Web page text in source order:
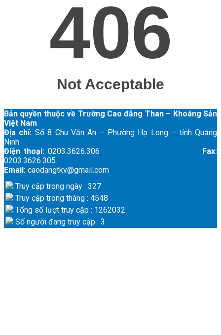
Bản quyền thuộc về Trường Cao đẳng Than – Khoáng Sản
Việt Nam
Địa chỉ: Số 8 Chu Văn An – Phường Hạ Long – tỉnh Quảng
Ninh
Điện thoại: 0203.3626.306 Fax:
0203.3626.305.
Email: caodangtkv@gmail.com
Truy cập trong ngày : 327
Truy cập trong tháng : 4548
Tổng số lượt truy cập : 1262032
Số người đang truy cập : 3